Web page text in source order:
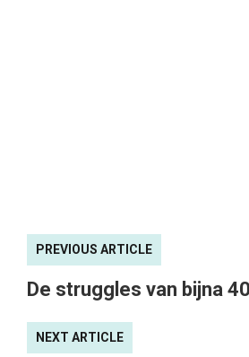
PREVIOUS ARTICLE
De struggles van bijna
NEXT ARTICLE